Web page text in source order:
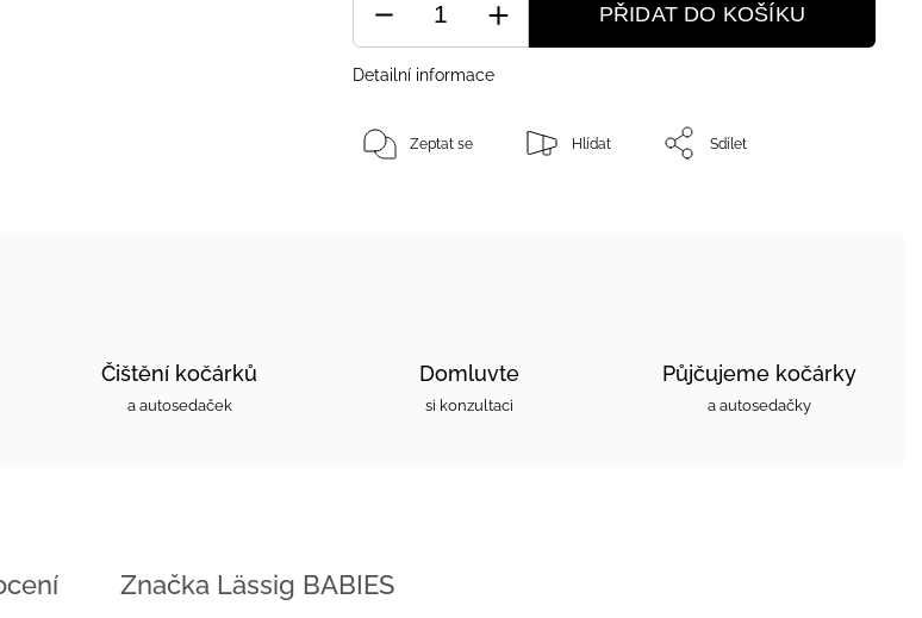
PŘIDAT DO KOŠÍKU
Detailní informace
Zeptat se Hlídat Sdílet
Čištění kočárků
a autosedaček
Domluvte
si konzultaci
Půjčujeme kočárky
a autosedačky
Značka Lässig BABIES